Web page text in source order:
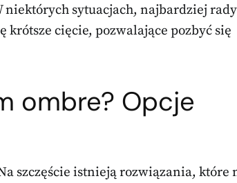
niektórych sytuacjach, najbardziej
krótsze cięcie, pozwalające pozbyć się
ombre? Opcje
szczęście istnieją rozwiązania, które